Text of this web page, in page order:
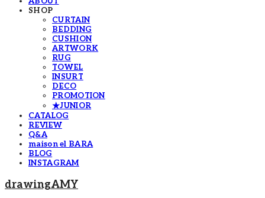
SHOP
CURTAIN
BEDDING
CUSHION
ARTWORK
RUG
TOWEL
INSURT
DECO
PROMOTION
★JUNIOR
CATALOG
REVIEW
Q&A
maison el BARA
BLOG
INSTAGRAM
drawingAMY